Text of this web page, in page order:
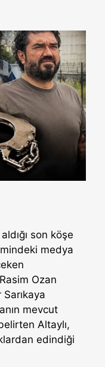
son köşe
medya
Ozan
mevcut
Altaylı,
edindiği